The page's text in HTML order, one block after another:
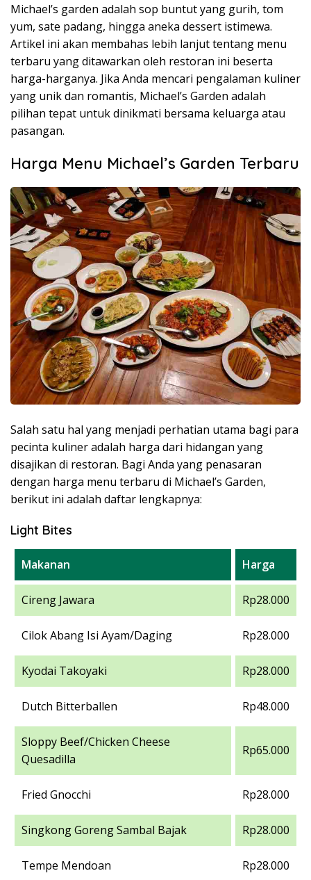
Michael’s garden adalah sop buntut yang gurih, tom
yum, sate padang, hingga aneka dessert istimewa.
Artikel ini akan membahas lebih lanjut tentang menu
terbaru yang ditawarkan oleh restoran ini beserta
harga-harganya. Jika Anda mencari pengalaman kuliner
yang unik dan romantis, Michael’s Garden adalah
pilihan tepat untuk dinikmati bersama keluarga atau
pasangan.
Harga Menu Michael’s Garden Terbaru
Salah satu hal yang menjadi perhatian utama bagi para
pecinta kuliner adalah harga dari hidangan yang
disajikan di restoran. Bagi Anda yang penasaran
dengan harga menu terbaru di Michael’s Garden,
berikut ini adalah daftar lengkapnya:
Light Bites
Makanan Harga
Cireng Jawara Rp28.000
Cilok Abang Isi Ayam/Daging Rp28.000
Kyodai Takoyaki Rp28.000
Dutch Bitterballen Rp48.000
Sloppy Beef/Chicken Cheese
Quesadilla
Rp65.000
Fried Gnocchi Rp28.000
Singkong Goreng Sambal Bajak Rp28.000
Tempe Mendoan Rp28.000